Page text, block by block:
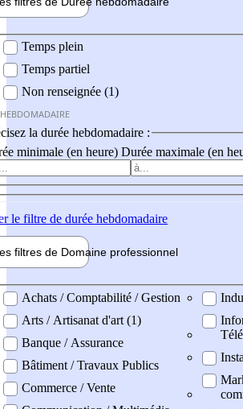
Temps plein
Temps partiel
Non renseignée (1)
la durée hebdomadaire :
minimale (en heure) Durée maximale (en
le filtre de durée hebdomadaire
filtres de Domaine professionnel
professionel
Achats / Comptabilité / Gestion
Arts / Artisanat d'art (1)
Banque / Assurance
Bâtiment / Travaux Publics
Commerce / Vente